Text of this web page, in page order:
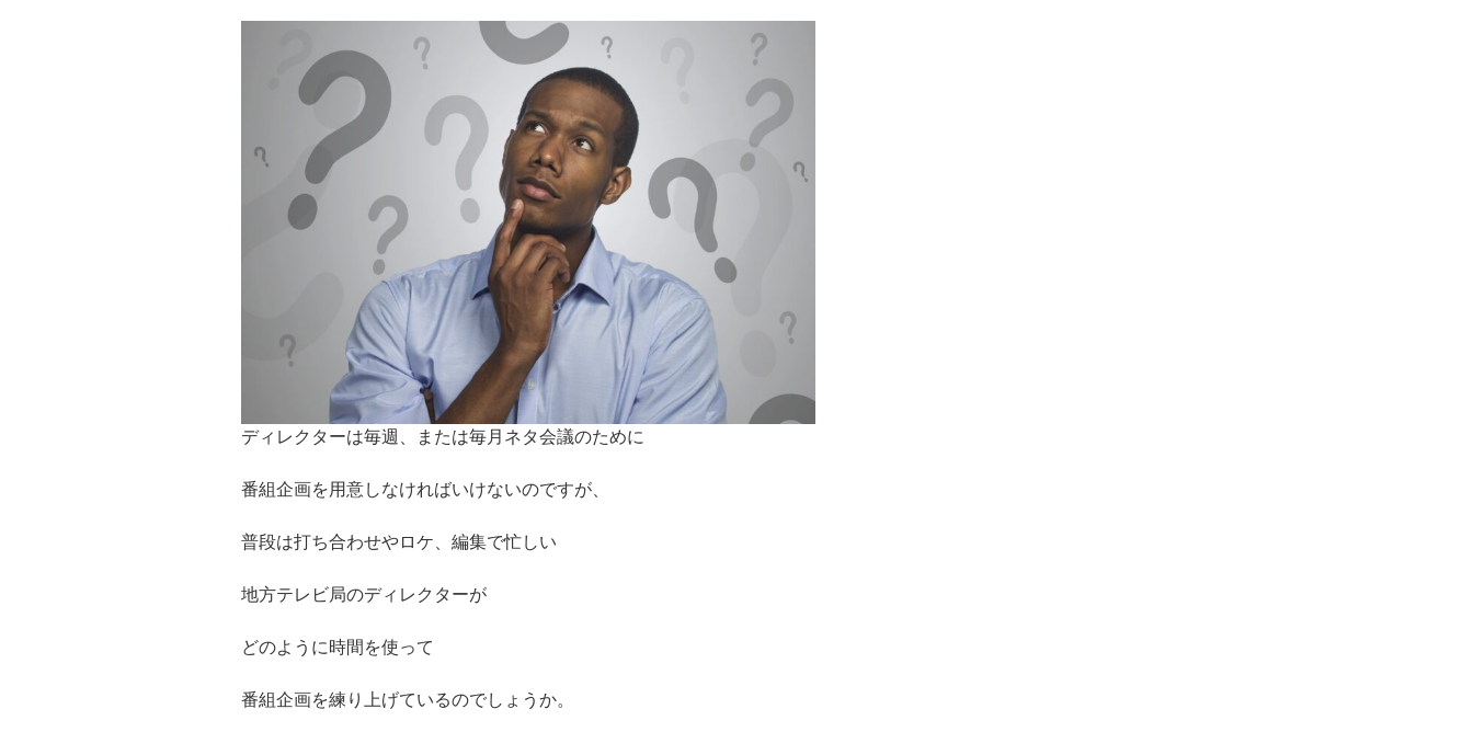
ディレクターは毎週、または毎月ネタ会議のために
番組企画を用意しなければいけないのですが、
普段は打ち合わせやロケ、編集で忙しい
地方テレビ局のディレクターが
どのように時間を使って
番組企画を練り上げているのでしょうか。